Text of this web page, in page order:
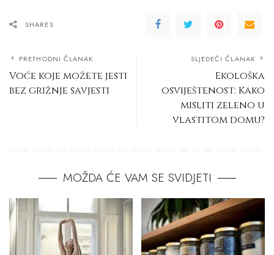
SHARES
PRETHODNI ČLANAK
Voće koje možete jesti
bez grižnje savjesti
SLJEDEĆI ČLANAK
Ekološka
osviještenost: Kako
misliti zeleno u
vlastitom domu?
MOŽDA ĆE VAM SE SVIDJETI